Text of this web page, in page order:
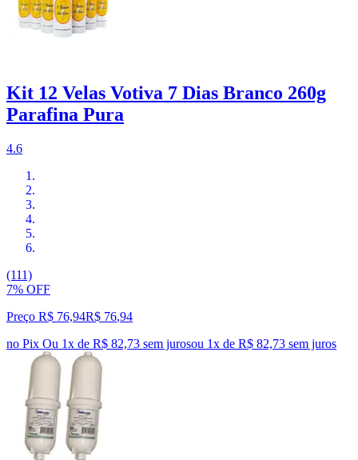
Kit 12 Velas Votiva 7 Dias Branco 260g
Parafina Pura
4.6
(111)
7% OFF
Preço R$ 76,94R$ 76,94
no Pix Ou 1x de R$ 82,73 sem jurosou 1x de R$ 82,73 sem juros